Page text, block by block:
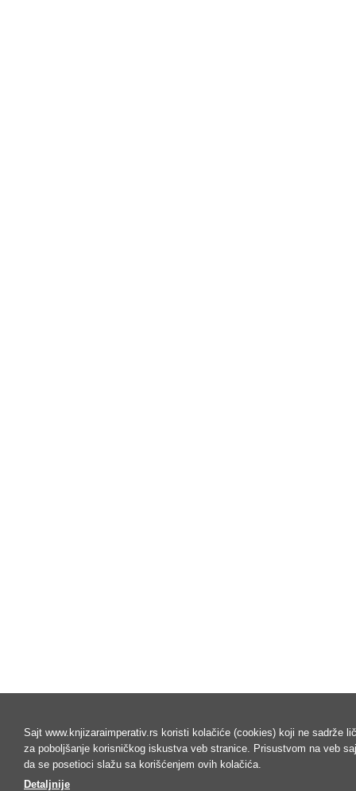
Sajt www.knjizaraimperativ.rs koristi kolačiće (cookies) koji ne sadrže
za poboljšanje korisničkog iskustva veb stranice. Prisustvom na veb
da se posetioci slažu sa korišćenjem ovih kolačića.
Detaljnije